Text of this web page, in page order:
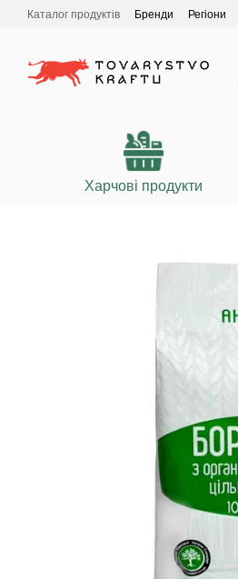
Перейти до основного контенту
Каталог продуктів Бренди Регіони
Харчові продукти